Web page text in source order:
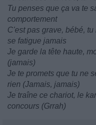
Tu penses que ça va te
comportement
C'est pas grave, bébé,
se fatigue jamais
Je garde la tête haute,
(jamais)
Je te promets que tu ne
rien (Jamais, jamais)
Je traîne ce chariot, le
concours (Grrah)